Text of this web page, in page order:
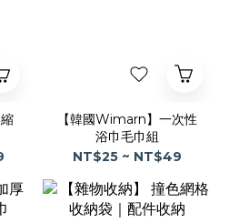
【韓國Wimarn】一次性
浴巾毛巾組
NT$25 ~ NT$49